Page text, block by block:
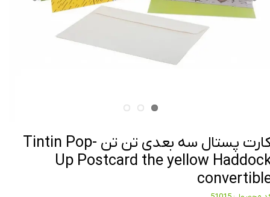
کارت پستال سه بعدی تن تن Tintin Pop-
Up Postcard the yellow